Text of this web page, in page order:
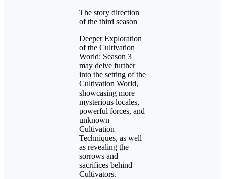
The story direction
of the third season
Deeper Exploration
of the Cultivation
World: Season 3
may delve further
into the setting of the
Cultivation World,
showcasing more
mysterious locales,
powerful forces, and
unknown
Cultivation
Techniques, as well
as revealing the
sorrows and
sacrifices behind
Cultivators.